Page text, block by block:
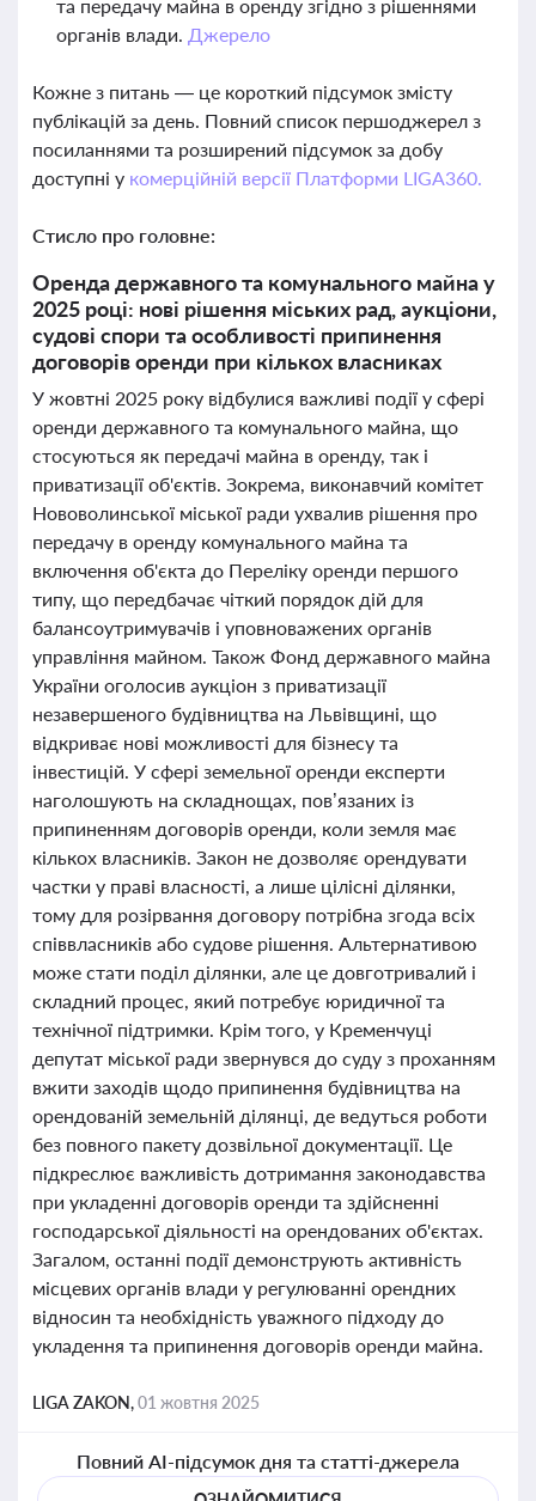
та передачу майна в оренду згідно з рішеннями
органів влади. Джерело
Кожне з питань — це короткий підсумок змісту
публікацій за день. Повний список першоджерел з
посиланнями та розширений підсумок за добу
доступні у комерційній версії Платформи LIGA360.
Стисло про головне:
Оренда державного та комунального майна у
2025 році: нові рішення міських рад, аукціони,
судові спори та особливості припинення
договорів оренди при кількох власниках
У жовтні 2025 року відбулися важливі події у сфері
оренди державного та комунального майна, що
стосуються як передачі майна в оренду, так і
приватизації об'єктів. Зокрема, виконавчий комітет
Нововолинської міської ради ухвалив рішення про
передачу в оренду комунального майна та
включення об'єкта до Переліку оренди першого
типу, що передбачає чіткий порядок дій для
балансоутримувачів і уповноважених органів
управління майном. Також Фонд державного майна
України оголосив аукціон з приватизації
незавершеного будівництва на Львівщині, що
відкриває нові можливості для бізнесу та
інвестицій. У сфері земельної оренди експерти
наголошують на складнощах, пов’язаних із
припиненням договорів оренди, коли земля має
кількох власників. Закон не дозволяє орендувати
частки у праві власності, а лише цілісні ділянки,
тому для розірвання договору потрібна згода всіх
співвласників або судове рішення. Альтернативою
може стати поділ ділянки, але це довготривалий і
складний процес, який потребує юридичної та
технічної підтримки. Крім того, у Кременчуці
депутат міської ради звернувся до суду з проханням
вжити заходів щодо припинення будівництва на
орендованій земельній ділянці, де ведуться роботи
без повного пакету дозвільної документації. Це
підкреслює важливість дотримання законодавства
при укладенні договорів оренди та здійсненні
господарської діяльності на орендованих об'єктах.
Загалом, останні події демонструють активність
місцевих органів влади у регулюванні орендних
відносин та необхідність уважного підходу до
укладення та припинення договорів оренди майна.
LIGA ZAKON,01 жовтня 2025
Повний AI-підсумок дня та статті-джерела